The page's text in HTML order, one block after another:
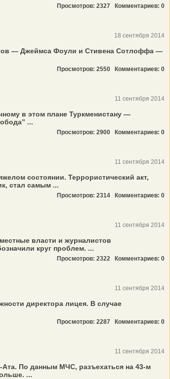
Просмотров: 2327 Комментариев: 0
18 сентября 2014
— Джеймса Фоули и Стивена Сотлоффа —
Просмотров: 2550 Комментариев: 0
11 сентября 2014
в этом плане Туркменистану —
...
Просмотров: 2900 Комментариев: 0
11 сентября 2014
состоянии. Террористический акт,
стал самым ...
Просмотров: 2314 Комментариев: 0
11 сентября 2014
власти и журналистов
круг проблем. ...
Просмотров: 2322 Комментариев: 0
11 сентября 2014
директора лицея. В случае
Просмотров: 2287 Комментариев: 0
11 сентября 2014
По данным МЧС, разъехаться на 43-м
...